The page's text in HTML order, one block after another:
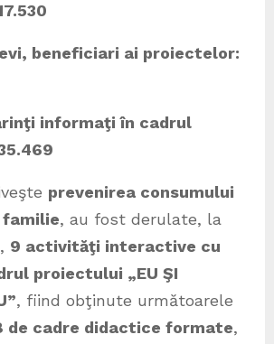
beneficiari ai proiectelor:
informaţi în cadrul
prevenirea consumului
familie, au fost derulate, la
9 activităţi interactive cu
proiectului „EU ŞI
, fiind obţinute următoarele
de cadre didactice formate,